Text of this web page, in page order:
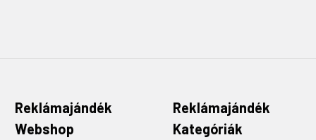
Reklámajándék
Webshop
Reklámajándék
Kategóriák